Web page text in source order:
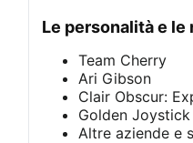
le personalità e
Team Cherry
Ari Gibson
Clair Obscur:
Golden
Altre aziende e